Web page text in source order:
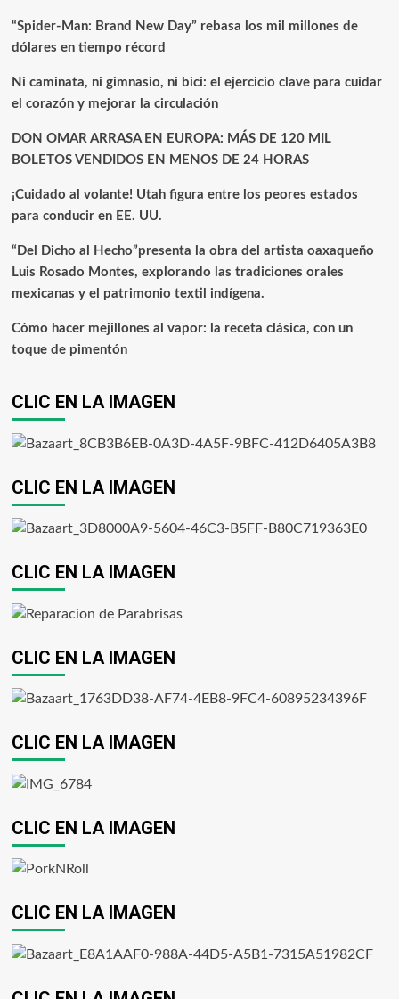
“Spider-Man: Brand New Day” rebasa los mil millones de
dólares en tiempo récord
Ni caminata, ni gimnasio, ni bici: el ejercicio clave para cuidar
el corazón y mejorar la circulación
DON OMAR ARRASA EN EUROPA: MÁS DE 120 MIL
BOLETOS VENDIDOS EN MENOS DE 24 HORAS
¡Cuidado al volante! Utah figura entre los peores estados
para conducir en EE. UU.
“Del Dicho al Hecho”presenta la obra del artista oaxaqueño
Luis Rosado Montes, explorando las tradiciones orales
mexicanas y el patrimonio textil indígena.
Cómo hacer mejillones al vapor: la receta clásica, con un
toque de pimentón
CLIC EN LA IMAGEN
CLIC EN LA IMAGEN
CLIC EN LA IMAGEN
CLIC EN LA IMAGEN
CLIC EN LA IMAGEN
CLIC EN LA IMAGEN
CLIC EN LA IMAGEN